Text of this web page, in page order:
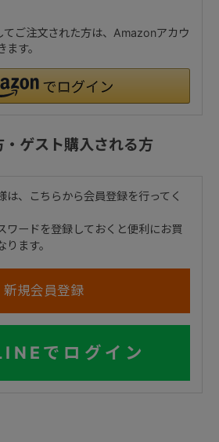
ご注文された方は、Amazonアカウ
す。
ゲスト購入される方
は、こちらから会員登録を行ってく
ワードを登録しておくと便利にお買
ます。
でログイン